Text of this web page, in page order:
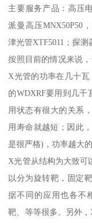
主要服务产品：高压
派曼高压MNX50P50
津光管XTF5011；探测
按照目前的情况来说
X光管的功率在几十
的WDXRF要用到几
用状态有很大的关系
用寿命就越短；因此
是很严格)，功率越大
X光管从结构为大致可
以分为旋转靶，固定
据不同的应用也各不
靶、等等很多。另外